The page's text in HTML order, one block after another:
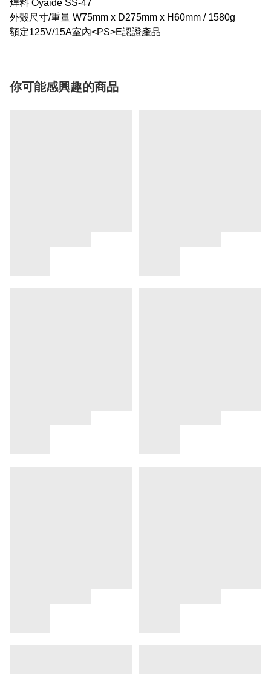
焊料 Oyaide SS-47
外殼尺寸/重量 W75mm x D275mm x H60mm / 1580g
額定125V/15A室內<PS>E認證產品
你可能感興趣的商品